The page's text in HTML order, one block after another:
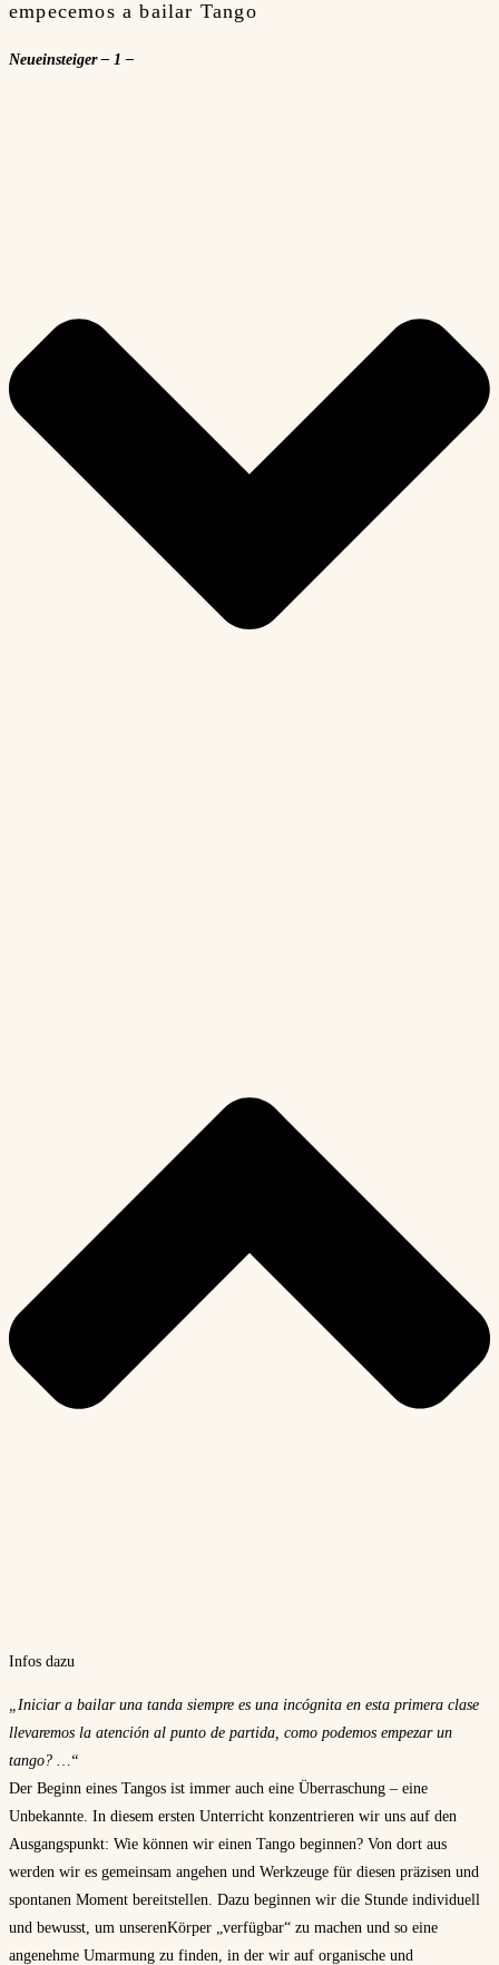
empecemos a bailar Tango
Neueinsteiger – 1 –
Infos dazu
„Iniciar a bailar una tanda siempre es una incógnita en esta primera clase
llevaremos la atención al punto de partida, como podemos empezar un
tango? …“
Der Beginn eines Tangos ist immer auch eine Überraschung – eine
Unbekannte. In diesem ersten Unterricht konzentrieren wir uns auf den
Ausgangspunkt: Wie können wir einen Tango beginnen? Von dort aus
werden wir es gemeinsam angehen und Werkzeuge für diesen präzisen und
spontanen Moment bereitstellen. Dazu beginnen wir die Stunde individuell
und bewusst, um unserenKörper „verfügbar“ zu machen und so eine
angenehme Umarmung zu finden, in der wir auf organische und